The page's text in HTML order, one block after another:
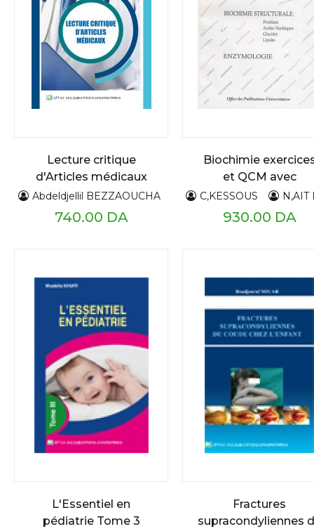
Lecture critique
d'Articles médicaux
Abdeldjellil BEZZAOUCHA
740.00 DA
Biochimie
et QCM avec
solutions
C,KESSOUS N,AIT
930.00 DA
L'Essentiel en
pédiatrie Tome 3
Fractures
supracondyliennes